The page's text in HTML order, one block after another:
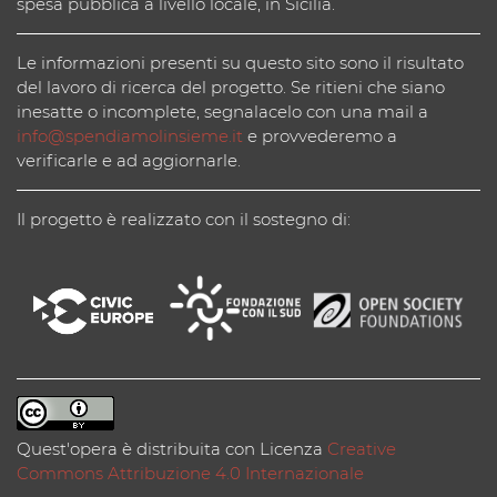
Le informazioni presenti su questo sito sono il risultato
del lavoro di ricerca del progetto. Se ritieni che siano
inesatte o incomplete, segnalacelo con una mail a
info@spendiamolinsieme.it e provvederemo a
verificarle e ad aggiornarle.
Il progetto è realizzato con il sostegno di:
Quest'opera è distribuita con Licenza Creative
Commons Attribuzione 4.0 Internazionale